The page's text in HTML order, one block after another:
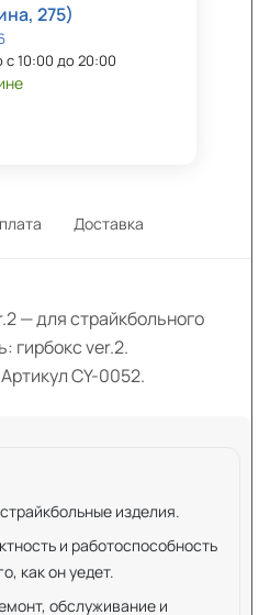
275)
10:00 до 20:00
Доставка
— для страйкбольного
гирбокс ver.2.
CY-0052.
изделия.
и работоспособность
как он уедет.
обслуживание и